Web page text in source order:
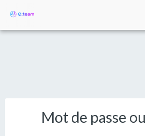
Mot de passe